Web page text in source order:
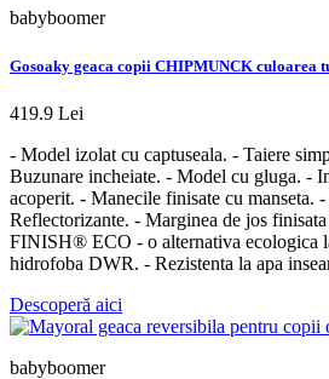
babyboomer
Gosoaky geaca copii CHIPMUNCK culoarea
419.9 Lei
- Model izolat cu captuseala. - Taiere
Buzunare incheiate. - Model cu gluga. -
acoperit. - Manecile finisate cu manseta.
Reflectorizante. - Marginea de jos
FINISH® ECO - o alternativa ecologica
hidrofoba DWR. - Rezistenta la apa
Descoperă aici
babyboomer